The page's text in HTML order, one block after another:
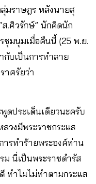
มราษฎร หลังนายสุ
.ศิวรักษ์” นักคิดนัก
ชุมนุมเมื่อคืนนี้ (25 พ.ย.
กับเป็นการทำลาย
าศรัยว่า
ดประเด็นเดียวนะครับ
วงมีพระราชกระแส
ารทำร้ายพระองค์ท่าน
ม นี่เป็นพระราชดำรัส
ทำไมไม่ทำตามกระแส